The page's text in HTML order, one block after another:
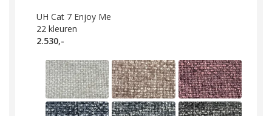
UH Cat 7 Enjoy Me
22 kleuren
2.530,-